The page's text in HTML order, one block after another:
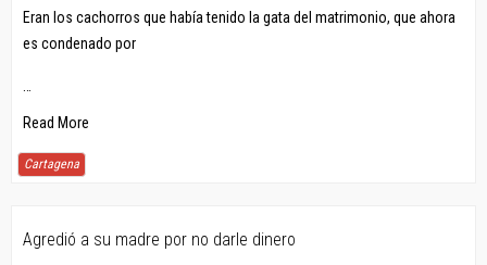
Eran los cachorros que había tenido la gata del matrimonio, que ahora
es condenado por
Read More
Cartagena
Agredió a su madre por no darle dinero